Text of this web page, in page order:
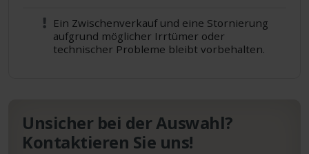
Ein Zwischenverkauf und eine Stornierung
aufgrund möglicher Irrtümer oder
technischer Probleme bleibt vorbehalten.
Unsicher bei der Auswahl?
Kontaktieren Sie uns!